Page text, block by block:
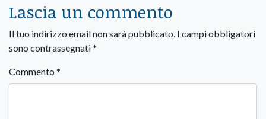
Lascia un commento
Il tuo indirizzo email non sarà pubblicato. I campi obbligatori
sono contrassegnati*
Commento *